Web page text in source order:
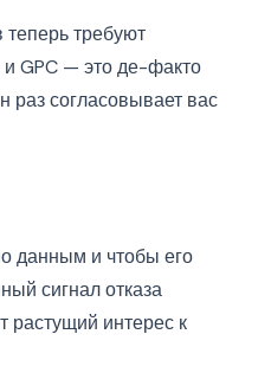
теперь требуют
и GPC — это де-факто
раз согласовывает вас
данным и чтобы его
сигнал отказа
растущий интерес к